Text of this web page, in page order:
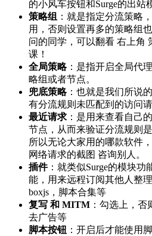
的小风车按钮和Surge的出站
策略组 ：就是指定分流策略
用，否则设置再多的策略组
问的同学，可以翻看 右上角
课！
全局策略：是指开启全局代
略组或者节点。
兜底策略：也就是我们所说
有分流规则未匹配到的访问
最近请求 ：是用来查看自己
节点，从而来验证分流规则
所以无论大家用的哪款软件
网络请求的截图 咨询别人。
插件：就类似Surge的模块功
能，用来远程订阅其他人整
boxjs，脚本合集等
复写 和 MITM ：勾选上，
去广告等
脚本按钮 ：开启后才能使用